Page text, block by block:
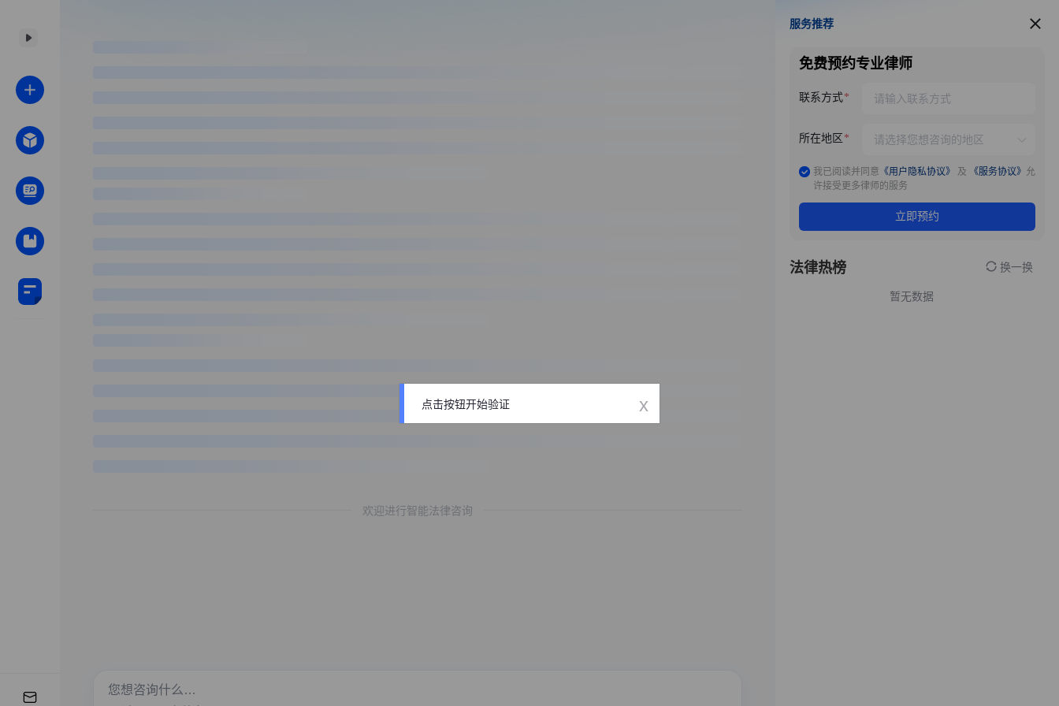
欢迎进行智能法律咨询
服务推荐
服务推荐
免费预约专业律师
联系方式
所在地区
我已阅读并同意 《用户隐私协议》 及 《服务协议》 允
许接受更多律师的服务
立即预约
法律热榜 换一换
暂无数据
点击按钮开始验证 x